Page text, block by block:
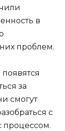
в
проблем.
за
смогут
с